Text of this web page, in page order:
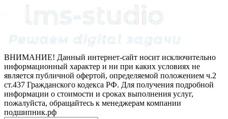
ВНИМАНИЕ! Данный интернет-сайт носит исключительно
информационный характер и ни при каких условиях не
является публичной офертой, определяемой положением ч.2
ст.437 Гражданского кодекса РФ. Для получения подробной
информации о стоимости и сроках выполнения услуг,
пожалуйста, обращайтесь к менеджерам компании
подшипник.рф